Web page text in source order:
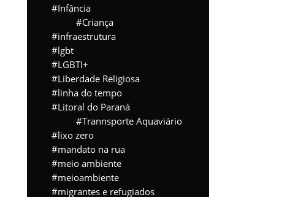
Infância
Criança
infraestrutura
lgbt
LGBTI+
Liberdade Religiosa
linha do tempo
Litoral do Paraná
Trannsporte Aquaviário
lixo zero
mandato na rua
meio ambiente
meioambiente
migrantes e refugiados